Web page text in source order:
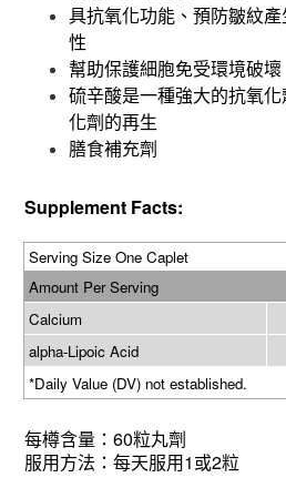
具抗氧化功能、預防皺紋
性
幫助保護細胞免受環境破壞
硫辛酸是一種強大的抗氧
化劑的再生
膳食補充劑
Supplement Facts:
Serving Size One Caplet
Amount Per Serving
Calcium
alpha-Lipoic Acid
*Daily Value (DV) not established.
每樽含量： 60粒丸劑
服用方法：每天服用 1 或2粒